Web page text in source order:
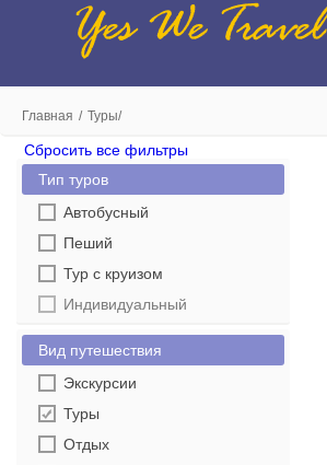
Yes We Travel
Главная / Туры/
Сбросить все фильтры
Тип туров
Автобусный
Пеший
Тур с круизом
Индивидуальный
Вид путешествия
Экскурсии
Туры
Отдых